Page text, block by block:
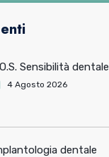
Sensibilità dentale
4 Agosto 2026
dentale